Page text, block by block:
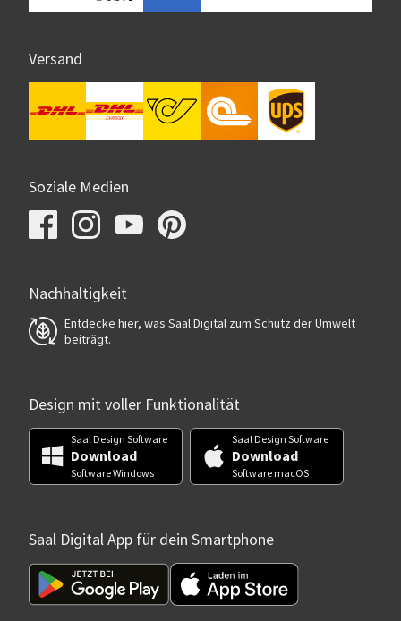
Versand
Soziale Medien
Nachhaltigkeit
Entdecke hier, was Saal Digital zum Schutz der Umwelt
beiträgt.
Design mit voller Funktionalität
Saal Design Software
Download
Software Windows
Saal Design Software
Download
Software macOS
Saal Digital App für dein Smartphone